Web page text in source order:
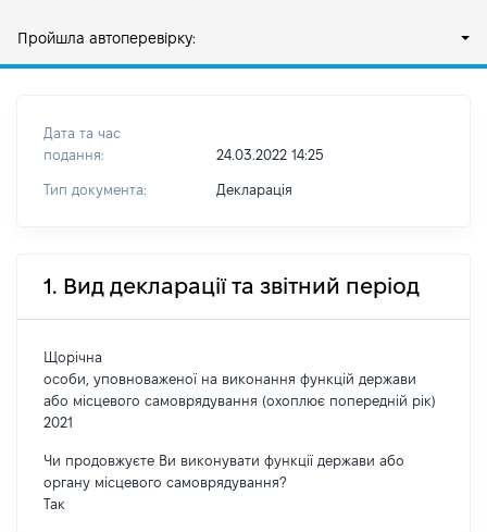
Пройшла автоперевірку:
Дата та час
подання:
24.03.2022 14:25
Тип документа: Декларація
1. Вид декларації та звітний період
Щорічна
особи, уповноваженої на виконання функцій держави
або місцевого самоврядування (охоплює попередній рік)
2021
Чи продовжуєте Ви виконувати функції держави або
органу місцевого самоврядування?
Так